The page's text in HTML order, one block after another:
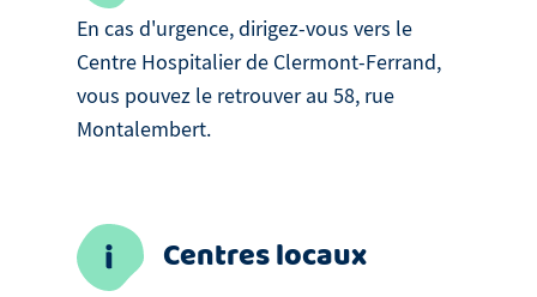
En cas d'urgence, dirigez-vous vers le
Centre Hospitalier de Clermont-Ferrand,
vous pouvez le retrouver au 58, rue
Montalembert.
Centres locaux